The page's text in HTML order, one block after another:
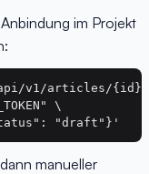
im Projekt
v1/articles/
\
manueller